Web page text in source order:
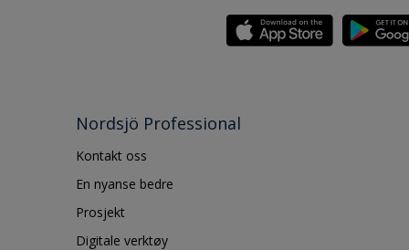
Nordsjö Professional
Kontakt oss
En nyanse bedre
Prosjekt
Digitale verktøy